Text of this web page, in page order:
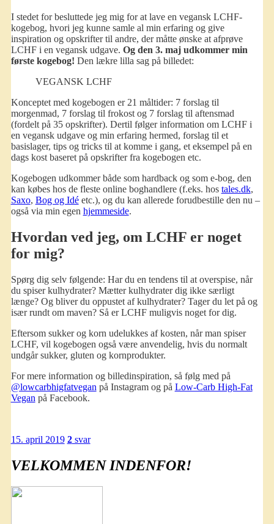
I stedet for besluttede jeg mig for at lave en vegansk LCHF-
kogebog, hvori jeg kunne samle al min erfaring og give
inspiration og opskrifter til andre, der måtte ønske at afprøve
LCHF i en vegansk udgave. Og den 3. maj udkommer min
første kogebog! Den lækre lilla sag på billedet:
VEGANSK LCHF
Konceptet med kogebogen er 21 måltider: 7 forslag til
morgenmad, 7 forslag til frokost og 7 forslag til aftensmad
(fordelt på 35 opskrifter). Dertil følger information om LCHF i
en vegansk udgave og min erfaring hermed, forslag til et
basislager, tips og tricks til at komme i gang, et eksempel på en
dags kost baseret på opskrifter fra kogebogen etc.
Kogebogen udkommer både som hardback og som e-bog, den
kan købes hos de fleste online boghandlere (f.eks. hos tales.dk,
Saxo, Bog og Idéetc.), og du kan allerede forudbestille den nu –
også via min egen hjemmeside.
Hvordan ved jeg, om LCHF er noget
for mig?
Spørg dig selv følgende: Har du en tendens til at overspise, når
du spiser kulhydrater? Mætter kulhydrater dig ikke særligt
længe? Og bliver du oppustet af kulhydrater? Tager du let på og
især rundt om maven? Så er LCHF muligvis noget for dig.
Eftersom sukker og korn udelukkes af kosten, når man spiser
LCHF, vil kogebogen også være anvendelig, hvis du normalt
undgår sukker, gluten og kornprodukter.
For mere information og billedinspiration, så følg med på
@lowcarbhigfatvegan på Instagram og på Low-Carb High-Fat
Vegan på Facebook.
15. april 2019 2svar
VELKOMMEN INDENFOR!